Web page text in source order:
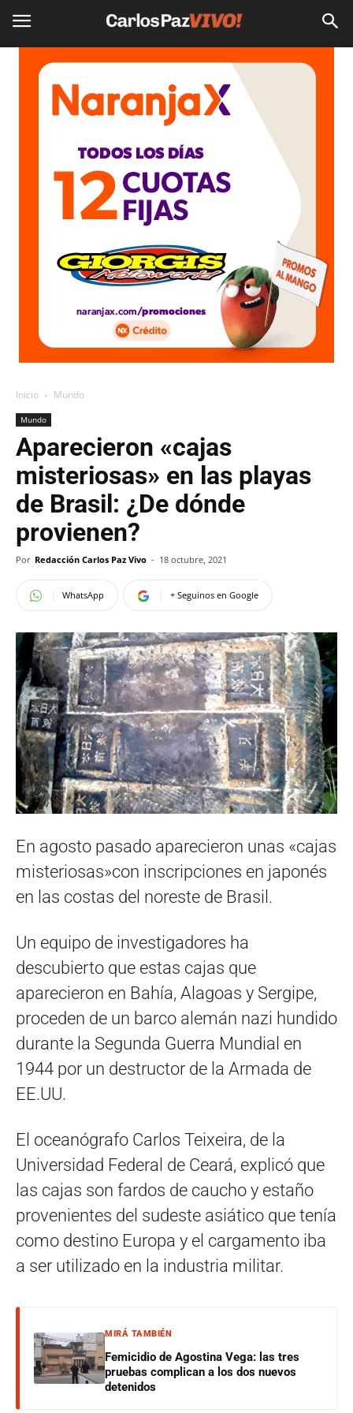
Inicio Mundo
Mundo
Aparecieron «cajas
misteriosas» en las playas
de Brasil: ¿De dónde
provienen?
Por Redacción Carlos Paz Vivo - 18 octubre, 2021
WhatsApp + Seguinos en Google
En agosto pasado aparecieron unas «cajas
misteriosas»con inscripciones en japonés
en las costas del noreste de Brasil.
Un equipo de investigadores ha
descubierto que estas cajas que
aparecieron en Bahía, Alagoas y Sergipe,
proceden de un barco alemán nazi hundido
durante la Segunda Guerra Mundial en
1944 por un destructor de la Armada de
EE.UU.
El oceanógrafo Carlos Teixeira, de la
Universidad Federal de Ceará, explicó que
las cajas son fardos de caucho y estaño
provenientes del sudeste asiático que tenía
como destino Europa y el cargamento iba
a ser utilizado en la industria militar.
MIRÁ TAMBIÉN
Femicidio de Agostina Vega: las tres
pruebas complican a los dos nuevos
detenidos